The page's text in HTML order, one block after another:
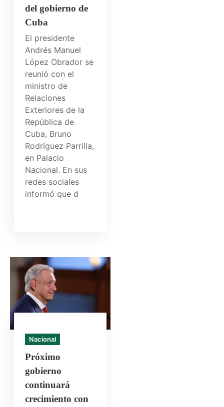
del gobierno de
Cuba
El presidente
Andrés Manuel
López Obrador se
reunió con el
ministro de
Relaciones
Exteriores de la
República de
Cuba, Bruno
Rodríguez Parrilla,
en Palacio
Nacional. En sus
redes sociales
informó que d
Nacional
Próximo
gobierno
continuará
crecimiento con